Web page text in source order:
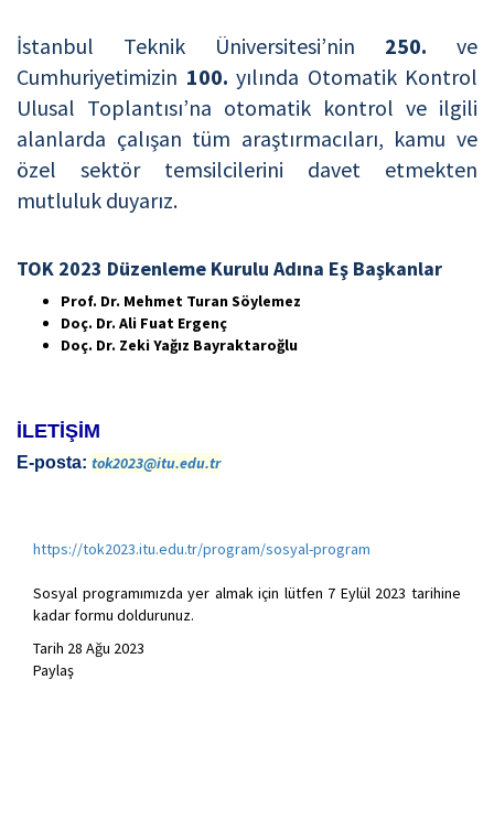
İstanbul Teknik Üniversitesi’nin 250. ve
Cumhuriyetimizin 100. yılında Otomatik Kontrol
Ulusal Toplantısı’na otomatik kontrol ve ilgili
alanlarda çalışan tüm araştırmacıları, kamu ve
özel sektör temsilcilerini davet etmekten
mutluluk duyarız.
TOK 2023 Düzenleme Kurulu Adına Eş Başkanlar
Prof. Dr. Mehmet Turan Söylemez
Doç. Dr. Ali Fuat Ergenç
Doç. Dr. Zeki Yağız Bayraktaroğlu
İLETİŞİM
E-posta: tok2023@itu.edu.tr
https://tok2023.itu.edu.tr/program/sosyal-program
Sosyal programımızda yer almak için lütfen 7 Eylül 2023 tarihine
kadar formu doldurunuz.
Tarih 28 Ağu 2023
Paylaş